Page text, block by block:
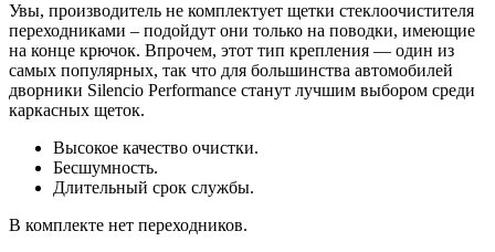
Увы, производитель не комплектует щетки стеклоочистителя
переходниками – подойдут они только на поводки, имеющие
на конце крючок. Впрочем, этот тип крепления — один из
самых популярных, так что для большинства автомобилей
дворники Silencio Performance станут лучшим выбором среди
каркасных щеток.
Высокое качество очистки.
Бесшумность.
Длительный срок службы.
В комплекте нет переходников.